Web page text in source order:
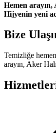
Hemen arayın,
Hijyenin yeni
Bize
Temizliğe
arayın, Aker